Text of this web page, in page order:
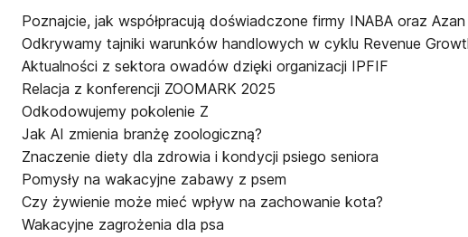
Poznajcie, jak współpracują doświadczone firmy INABA oraz Azan
Odkrywamy tajniki warunków handlowych w cyklu Revenue
Aktualności z sektora owadów dzięki organizacji IPFIF
Relacja z konferencji ZOOMARK 2025
Odkodowujemy pokolenie Z
Jak AI zmienia branżę zoologiczną?
Znaczenie diety dla zdrowia i kondycji psiego seniora
Pomysły na wakacyjne zabawy z psem
Czy żywienie może mieć wpływ na zachowanie kota?
Wakacyjne zagrożenia dla psa